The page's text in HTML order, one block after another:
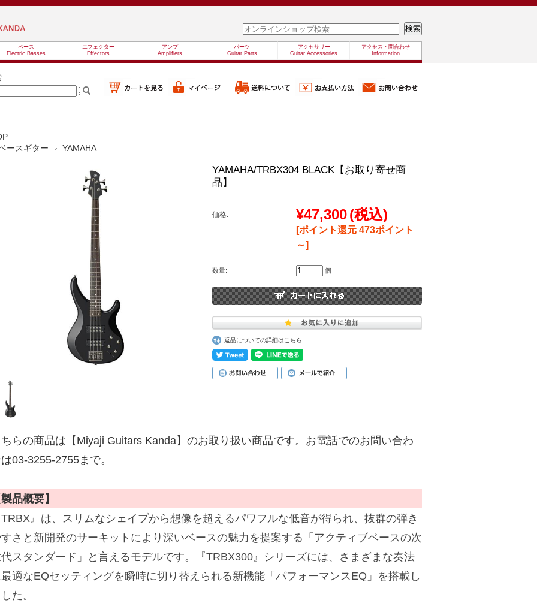
ベース
Electric Basses
エフェクター
Effectors
アンプ
Amplifiers
パーツ
Guitar Parts
アクセサリー
Guitar Accessories
アクセス・問合わせ
Information
ースギター
YAMAHA
YAMAHA/TRBX304 BLACK【お取り寄せ商
品】
価格: ¥47,300(税込)
[ポイント還元 473ポイント
～]
数量: 個
返品についての詳細はこちら
らの商品は【Miyaji Guitars Kanda】のお取り扱い商品です。お電話でのお問い合わ
03-3255-2755まで。
品概要】
』は、スリムなシェイプから想像を超えるパワフルな低音が得られ、抜群の弾き
さと新開発のサーキットにより深いベースの魅力を提案する「アクティブベースの次
スタンダード」と言えるモデルです。『TRBX300』シリーズには、さまざまな奏法
適なEQセッティングを瞬時に切り替えられる新機能「パフォーマンスEQ」を搭載し
た。